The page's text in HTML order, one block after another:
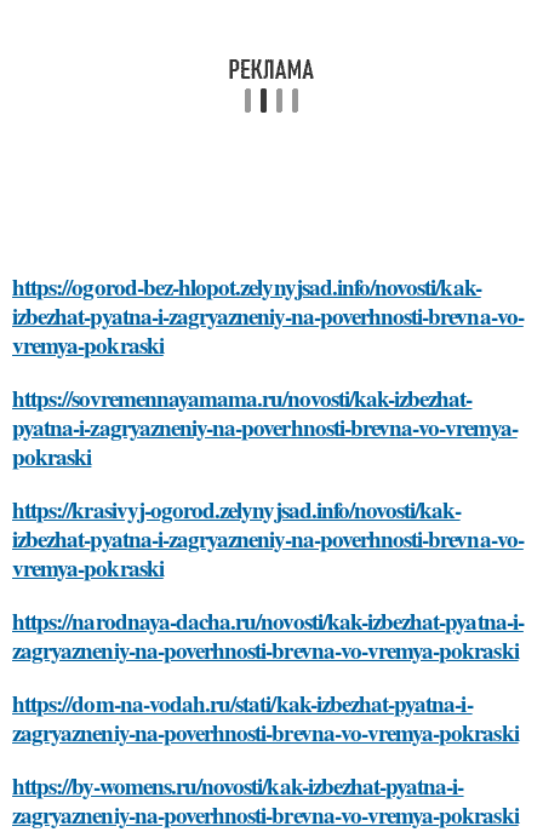
https://ogorod-bez-hlopot.zelynyjsad.info/novosti/kak-
izbezhat-pyatna-i-zagryazneniy-na-poverhnosti-brevna-vo-
vremya-pokraski
https://sovremennayamama.ru/novosti/kak-izbezhat-
pyatna-i-zagryazneniy-na-poverhnosti-brevna-vo-vremya-
pokraski
https://krasivyj-ogorod.zelynyjsad.info/novosti/kak-
izbezhat-pyatna-i-zagryazneniy-na-poverhnosti-brevna-vo-
vremya-pokraski
https://narodnaya-dacha.ru/novosti/kak-izbezhat-pyatna-i-
zagryazneniy-na-poverhnosti-brevna-vo-vremya-pokraski
https://dom-na-vodah.ru/stati/kak-izbezhat-pyatna-i-
zagryazneniy-na-poverhnosti-brevna-vo-vremya-pokraski
https://by-womens.ru/novosti/kak-izbezhat-pyatna-i-
zagryazneniy-na-poverhnosti-brevna-vo-vremya-pokraski